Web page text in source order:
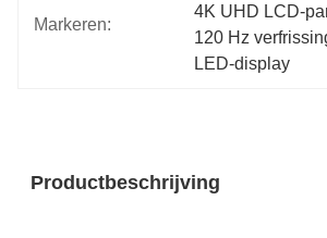
Markeren:
4K UHD LCD-
120 Hz
LED-display
Productbeschrijving